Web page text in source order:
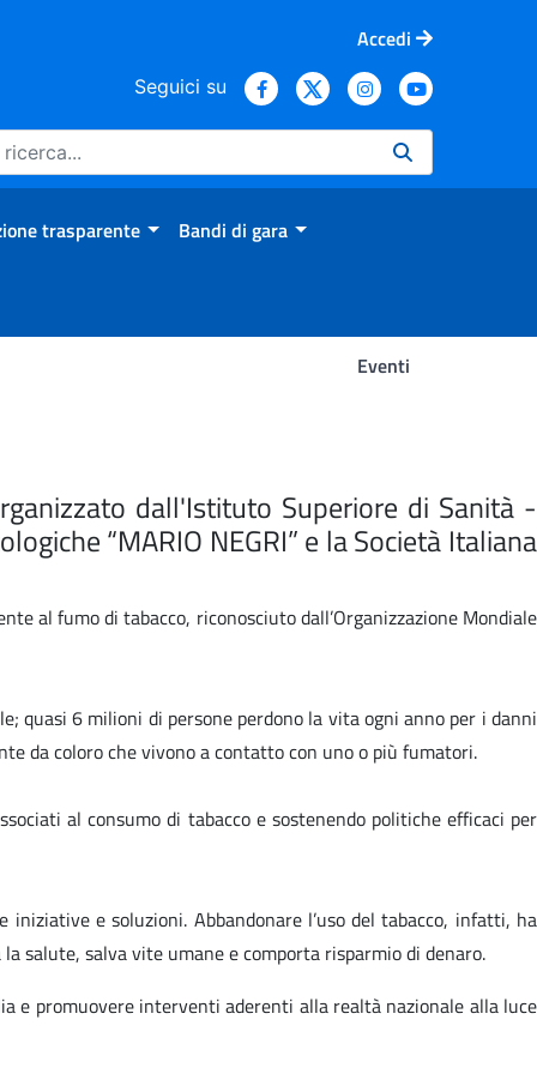
Accedi
Seguici su
trasparente Bandi di gara
Eventi
dall'Istituto Superiore di Sanità -
“MARIO NEGRI” e la Società Italiana
al fumo di tabacco, riconosciuto dall’Organizzazione Mondiale
quasi 6 milioni di persone perdono la vita ogni anno per i danni
da coloro che vivono a contatto con uno o più fumatori.
al consumo di tabacco e sostenendo politiche efficaci per
e soluzioni. Abbandonare l’uso del tabacco, infatti, ha
salute, salva vite umane e comporta risparmio di denaro.
e promuovere interventi aderenti alla realtà nazionale alla luce